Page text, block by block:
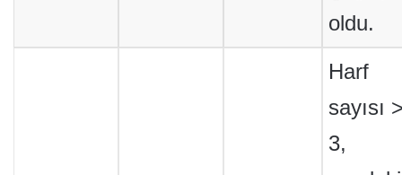
oldu.
Harf
sayısı
3,